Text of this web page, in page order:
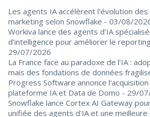
Les agents IA accélèrent l'évolution
marketing selon Snowflake - 03/08/
Workiva lance des agents d’IA
d’intelligence pour améliorer le
29/07/2026
La France face au paradoxe de l’IA :
mais des fondations de données
Progress Software annonce l'acquisition
plateforme IA et Data de Domo - 29/
Snowflake lance Cortex AI Gateway
unifiée des agents d'IA et une